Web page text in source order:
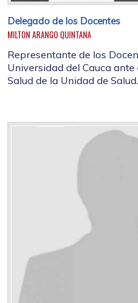
Delegado de los Docentes
MILTON ARANGO QUINTANA
Representante de los
Universidad del Cauca ante
Salud de la Unidad de Salud.